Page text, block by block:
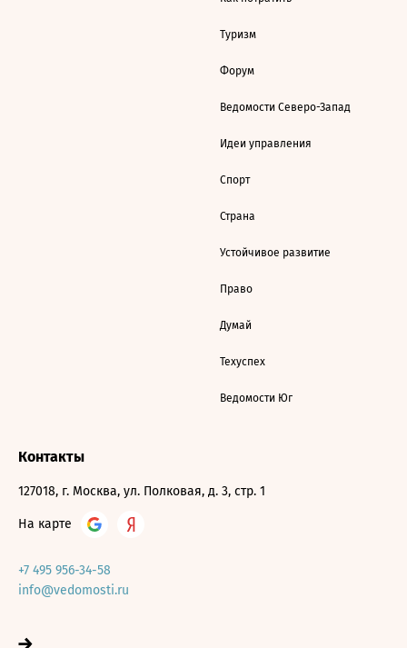
Туризм
Форум
Ведомости Северо-Запад
Идеи управления
Спорт
Страна
Устойчивое развитие
Право
Думай
Техуспех
Ведомости Юг
Контакты
127018, г. Москва, ул. Полковая, д. 3, стр. 1
На карте
+7 495 956-34-58
info@vedomosti.ru